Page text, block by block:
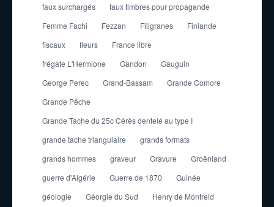
faux surchargés
faux timbres pour propagande
Femme Fachi
Fezzan Filigranes
Finlande
fiscaux
fleurs
France libre
frégate L'Hermione
Gandon
Gauguin
George Perec
Grand-Bassam
Grande Comore
Grande Pêche
Grande Tache du 25c Cérès dentelé au type I
grande tache triangulaire
grands formats
grands hommes
graveur Gravure
Groënland
guerre d'Algérie
Guerre de 1870
Guinée
géologie
Géorgie du Sud
Henry de Monfreid